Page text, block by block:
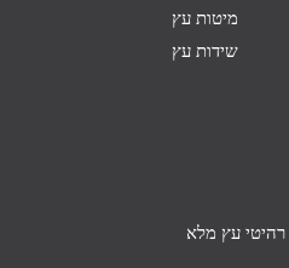
מיטות עץ
שידות עץ
רהיטי עץ מלא